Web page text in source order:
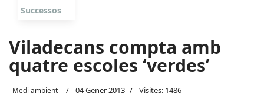
Successos
Viladecans compta amb
quatre escoles ‘verdes’
Medi ambient 04 Gener 2013 Visites: 1486